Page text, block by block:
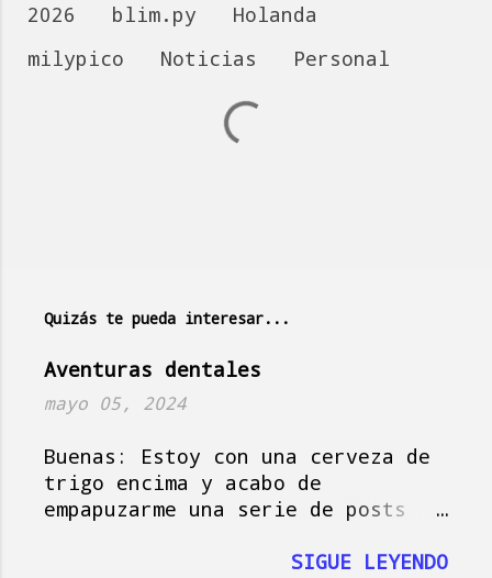
2026 blim.py
Holanda
milypico
Noticias Personal
r
i
Quizás te pueda interesar...
Aventuras dentales
mayo 05, 2024
Buenas: Estoy con una cerveza de
trigo encima y acabo de
empapuzarme una serie de posts
como musa del blog, así que vamos
SIGUE LEYENDO